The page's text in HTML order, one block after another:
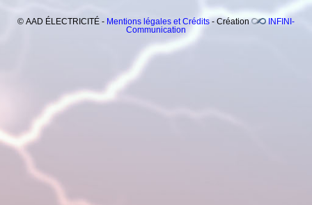
© AAD ÉLECTRICITÉ - Mentions légales et Crédits - Création
INFINI-
Communication